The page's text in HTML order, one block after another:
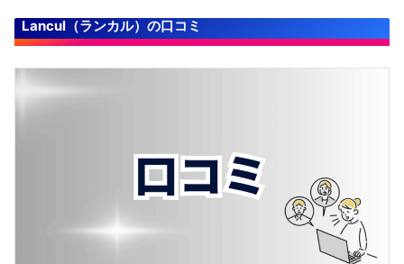
Lancul（ランカル）の口コミ